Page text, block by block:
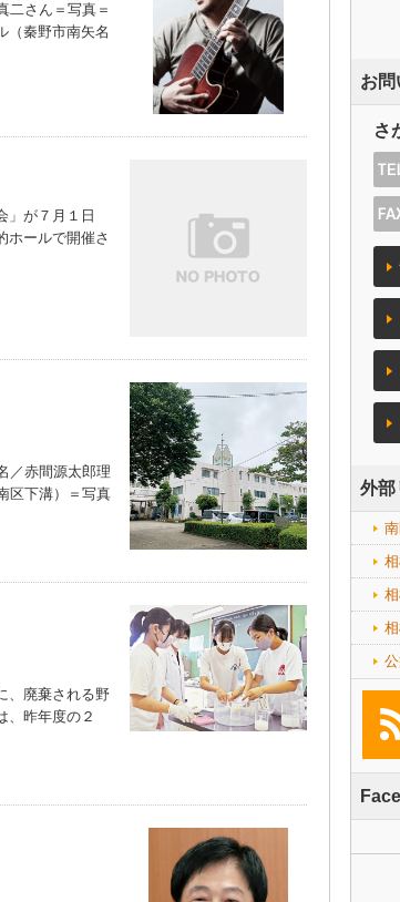
二さん＝写真＝
（秦野市南矢名
」が７月１日
ホールで開催さ
／赤間源太郎理
区下溝）＝写真
、廃棄される野
昨年度の２
お問
さ
外部